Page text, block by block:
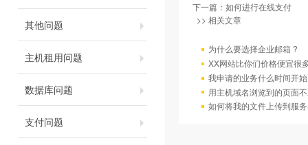
其他问题
主机租用问题
数据库问题
支付问题
下一篇： 如何进行在线支付
>> 相关文章
为什么要选择企业邮箱 ?
XX网站比你们价格便宜很
我申请的业务什么时间开
用主机域名浏览到的页面
如何将我的文件上传到服